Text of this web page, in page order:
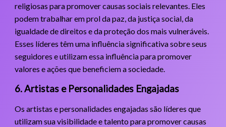
religiosas para promover causas sociais relevantes. Eles
podem trabalhar em prol da paz, da justiça social, da
igualdade de direitos e da proteção dos mais vulneráveis.
Esses líderes têm uma influência significativa sobre seus
seguidores e utilizam essa influência para promover
valores e ações que beneficiem a sociedade.
6. Artistas e Personalidades Engajadas
Os artistas e personalidades engajadas são líderes que
utilizam sua visibilidade e talento para promover causas